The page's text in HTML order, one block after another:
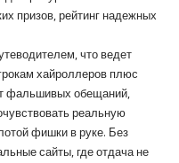
призов, рейтинг надежных
что ведет
хайроллеров плюс
фальшивых обещаний,
реальную
фишки в руке. Без
сайты, где отдача не